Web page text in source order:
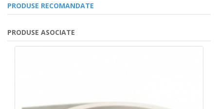
PRODUSE RECOMANDATE
PRODUSE ASOCIATE